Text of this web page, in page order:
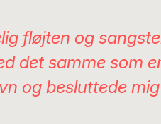
fløjten og
det samme som
og besluttede